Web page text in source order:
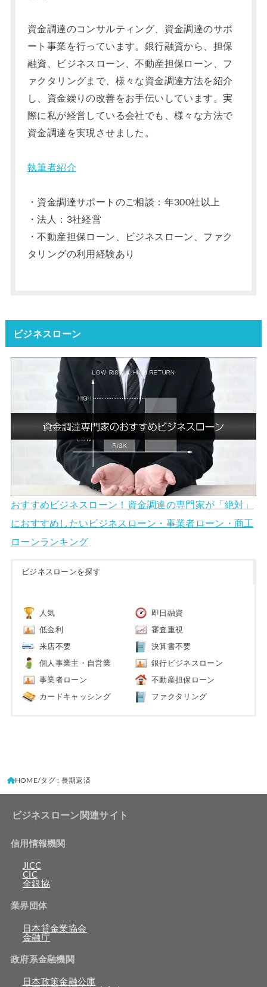
資金調達のコンサルティング、資金調達のサポ
ート事業を行っています。銀行融資から、担保
融資、ビジネスローン、不動産担保ローン、フ
ァクタリングまで、様々な資金調達方法を紹介
し、資金繰りの改善をお手伝いしています。実
際に私が経営している会社でも、様々な方法で
資金調達を実現させました。
執筆者紹介
・資金調達サポートのご相談：年300社以上
・法人：3社経営
・不動産担保ローン、ビジネスローン、ファク
タリングの利用経験あり
ビジネスローン
おすすめビジネスローン！資金調達の専門家が「絶対」
におすすめしたいビジネスローン・事業者ローン・商工
ローンランキング
ビジネスローンを探す
人気 即日融資
低金利 審査重視
来店不要 決算書不要
個人事業主・自営業 銀行ビジネスローン
事業者ローン 不動産担保ローン
カードキャッシング ファクタリング
HOME タグ : 長期返済
ビジネスローン関連サイト
信用情報機関
JICC
CIC
全銀協
業界団体
日本貸金業協会
金融庁
政府系金融機関
日本政策金融公庫